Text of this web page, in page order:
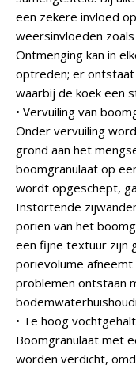
een zekere invloed
weersinvloeden
Ontmenging kan in
optreden; er
waarbij de koek een
• Vervuiling van
Onder vervuiling
grond aan het
boomgranulaat op
wordt opgeschept,
Instortende
poriën van het
een fijne textuur zijn
porievolume
problemen ontstaan
• Te hoog
Boomgranulaat met
worden verdicht,